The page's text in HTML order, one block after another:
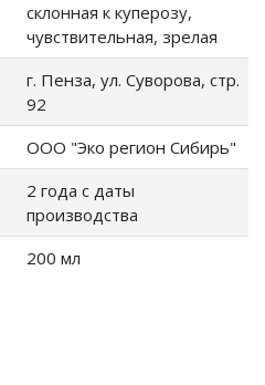
склонная к куперозу,
чувствительная, зрелая
г. Пенза, ул. Суворова, стр.
92
ООО "Эко регион Сибирь"
2 года с даты
производства
200 мл